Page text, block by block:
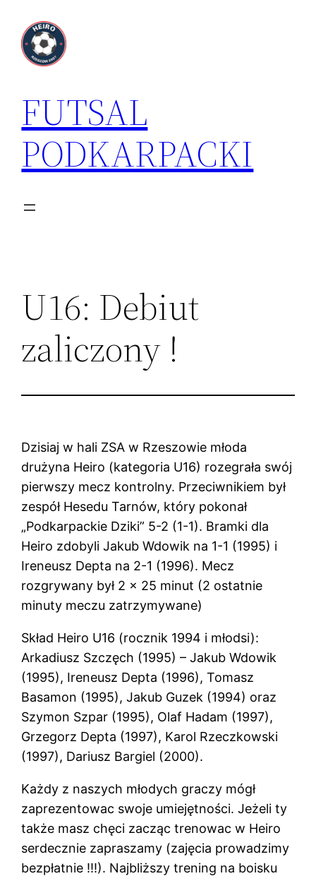
treści
FUTSAL
PODKARPACKI
U16: Debiut
zaliczony !
Dzisiaj w hali ZSA w Rzeszowie młoda
drużyna Heiro (kategoria U16) rozegrała swój
pierwszy mecz kontrolny. Przeciwnikiem był
zespół Hesedu Tarnów, który pokonał
„Podkarpackie Dziki” 5-2 (1-1). Bramki dla
Heiro zdobyli Jakub Wdowik na 1-1 (1995) i
Ireneusz Depta na 2-1 (1996). Mecz
rozgrywany był 2 x 25 minut (2 ostatnie
minuty meczu zatrzymywane)
Skład Heiro U16 (rocznik 1994 i młodsi):
Arkadiusz Szczęch (1995) – Jakub Wdowik
(1995), Ireneusz Depta (1996), Tomasz
Basamon (1995), Jakub Guzek (1994) oraz
Szymon Szpar (1995), Olaf Hadam (1997),
Grzegorz Depta (1997), Karol Rzeczkowski
(1997), Dariusz Bargiel (2000).
Każdy z naszych młodych graczy mógł
zaprezentowac swoje umiejętności. Jeżeli ty
także masz chęci zacząc trenowac w Heiro
serdecznie zapraszamy (zajęcia prowadzimy
bezpłatnie !!!). Najbliższy trening na boisku